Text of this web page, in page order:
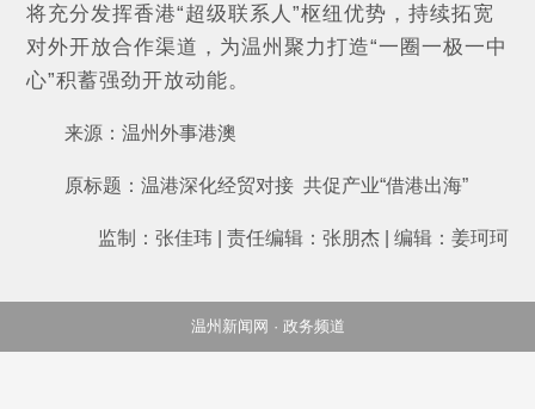
将充分发挥香港“超级联系人”枢纽优势，持续拓宽
对外开放合作渠道，为温州聚力打造“一圈一极一中
心”积蓄强劲开放动能。
来源：温州外事港澳
原标题：温港深化经贸对接  共促产业“借港出海”
监制：张佳玮 | 责任编辑：张朋杰 | 编辑：姜珂珂
温州新闻网 · 政务频道